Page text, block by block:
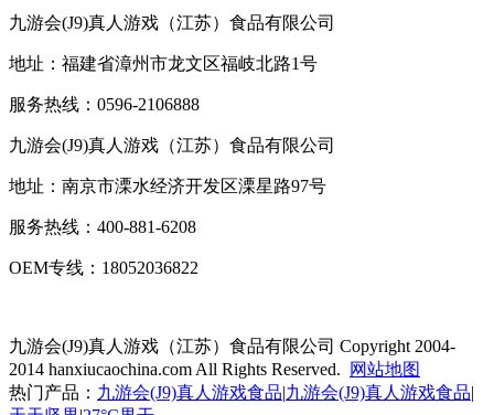
九游会(J9)真人游戏（江苏）食品有限公司
地址：福建省漳州市龙文区福岐北路1号
服务热线：0596-2106888
九游会(J9)真人游戏（江苏）食品有限公司
地址：南京市溧水经济开发区溧星路97号
服务热线：400-881-6208
OEM专线：18052036822
九游会(J9)真人游戏（江苏）食品有限公司 Copyright 2004-
2014 hanxiucaochina.com All Rights Reserved.
网站地图
热门产品： 九游会(J9)真人游戏食品|九游会(J9)真人游戏食品|